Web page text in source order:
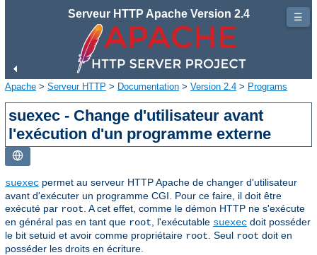
Serveur HTTP Apache Version 2.4
Apache > Serveur HTTP > Documentation > Version 2.4 > Programs
suexec - Change d'utilisateur avant
l'exécution d'un programme externe
suexec permet au serveur HTTP Apache de changer d'utilisateur
avant d'exécuter un programme CGI. Pour ce faire, il doit être
exécuté par root . A cet effet, comme le démon HTTP ne s'exécute
en général pas en tant que root , l'exécutable suexec doit posséder
le bit setuid et avoir comme propriétaire root . Seul root doit en
posséder les droits en écriture.
☰